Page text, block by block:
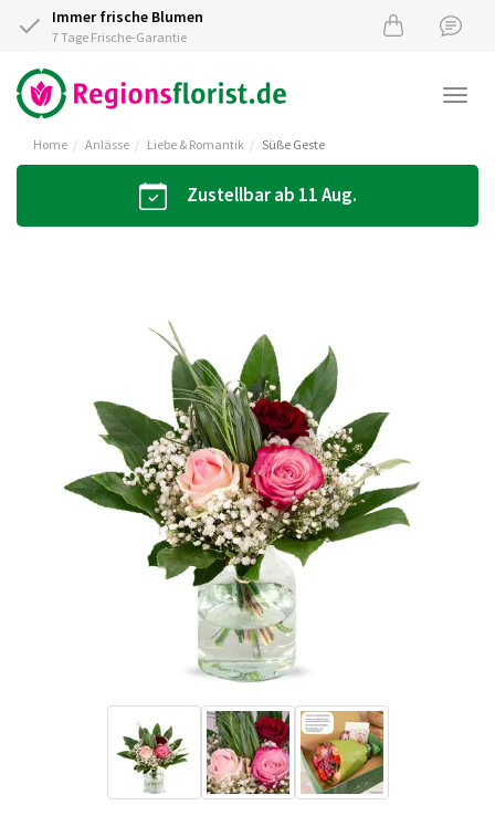
Immer frische Blumen
7 Tage Frische-Garantie
Home Anlässe Liebe & Romantik Süße Geste
Zustellbar ab 11 Aug.